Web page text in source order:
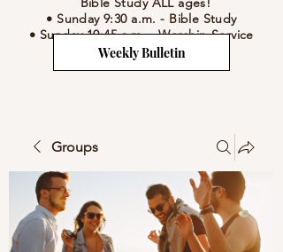
• Sunday 9:30 a.m. - Bible Study
• Sunday 10:45 a.m.-Worship Service
Weekly Bulletin
Groups